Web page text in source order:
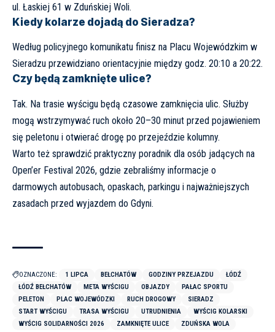
ul. Łaskiej 61 w Zduńskiej Woli.
Kiedy kolarze dojadą do Sieradza?
Według policyjnego komunikatu finisz na Placu Wojewódzkim w
Sieradzu przewidziano orientacyjnie między godz. 20:10 a 20:22.
Czy będą zamknięte ulice?
Tak. Na trasie wyścigu będą czasowe zamknięcia ulic. Służby
mogą wstrzymywać ruch około 20–30 minut przed pojawieniem
się peletonu i otwierać drogę po przejeździe kolumny.
Warto też sprawdzić praktyczny poradnik dla osób jadących na
Open’er Festival 2026, gdzie zebraliśmy informacje o
darmowych autobusach, opaskach, parkingu i najważniejszych
zasadach przed wyjazdem do Gdyni.
OZNACZONE: 1 LIPCA BEŁCHATÓW GODZINY PRZEJAZDU
ŁÓDŹ
ŁÓDŹ BEŁCHATÓW
META WYŚCIGU OBJAZDY
PAŁAC SPORTU
PELETON
PLAC WOJEWÓDZKI RUCH DROGOWY
SIERADZ
START WYŚCIGU
TRASA WYŚCIGU UTRUDNIENIA
WYŚCIG KOLARSKI
WYŚCIG SOLIDARNOŚCI 2026
ZAMKNIĘTE ULICE ZDUŃSKA WOLA